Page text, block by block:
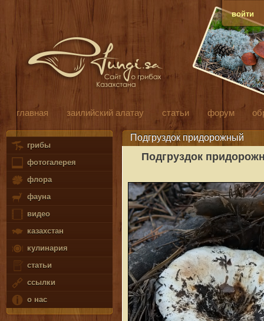
войти
главная заилийский алатау статьи форум
грибы
фотогалерея
флора
фауна
видео
казахстан
кулинария
статьи
ссылки
о нас
Подгруздок придорожный
Подгруздок